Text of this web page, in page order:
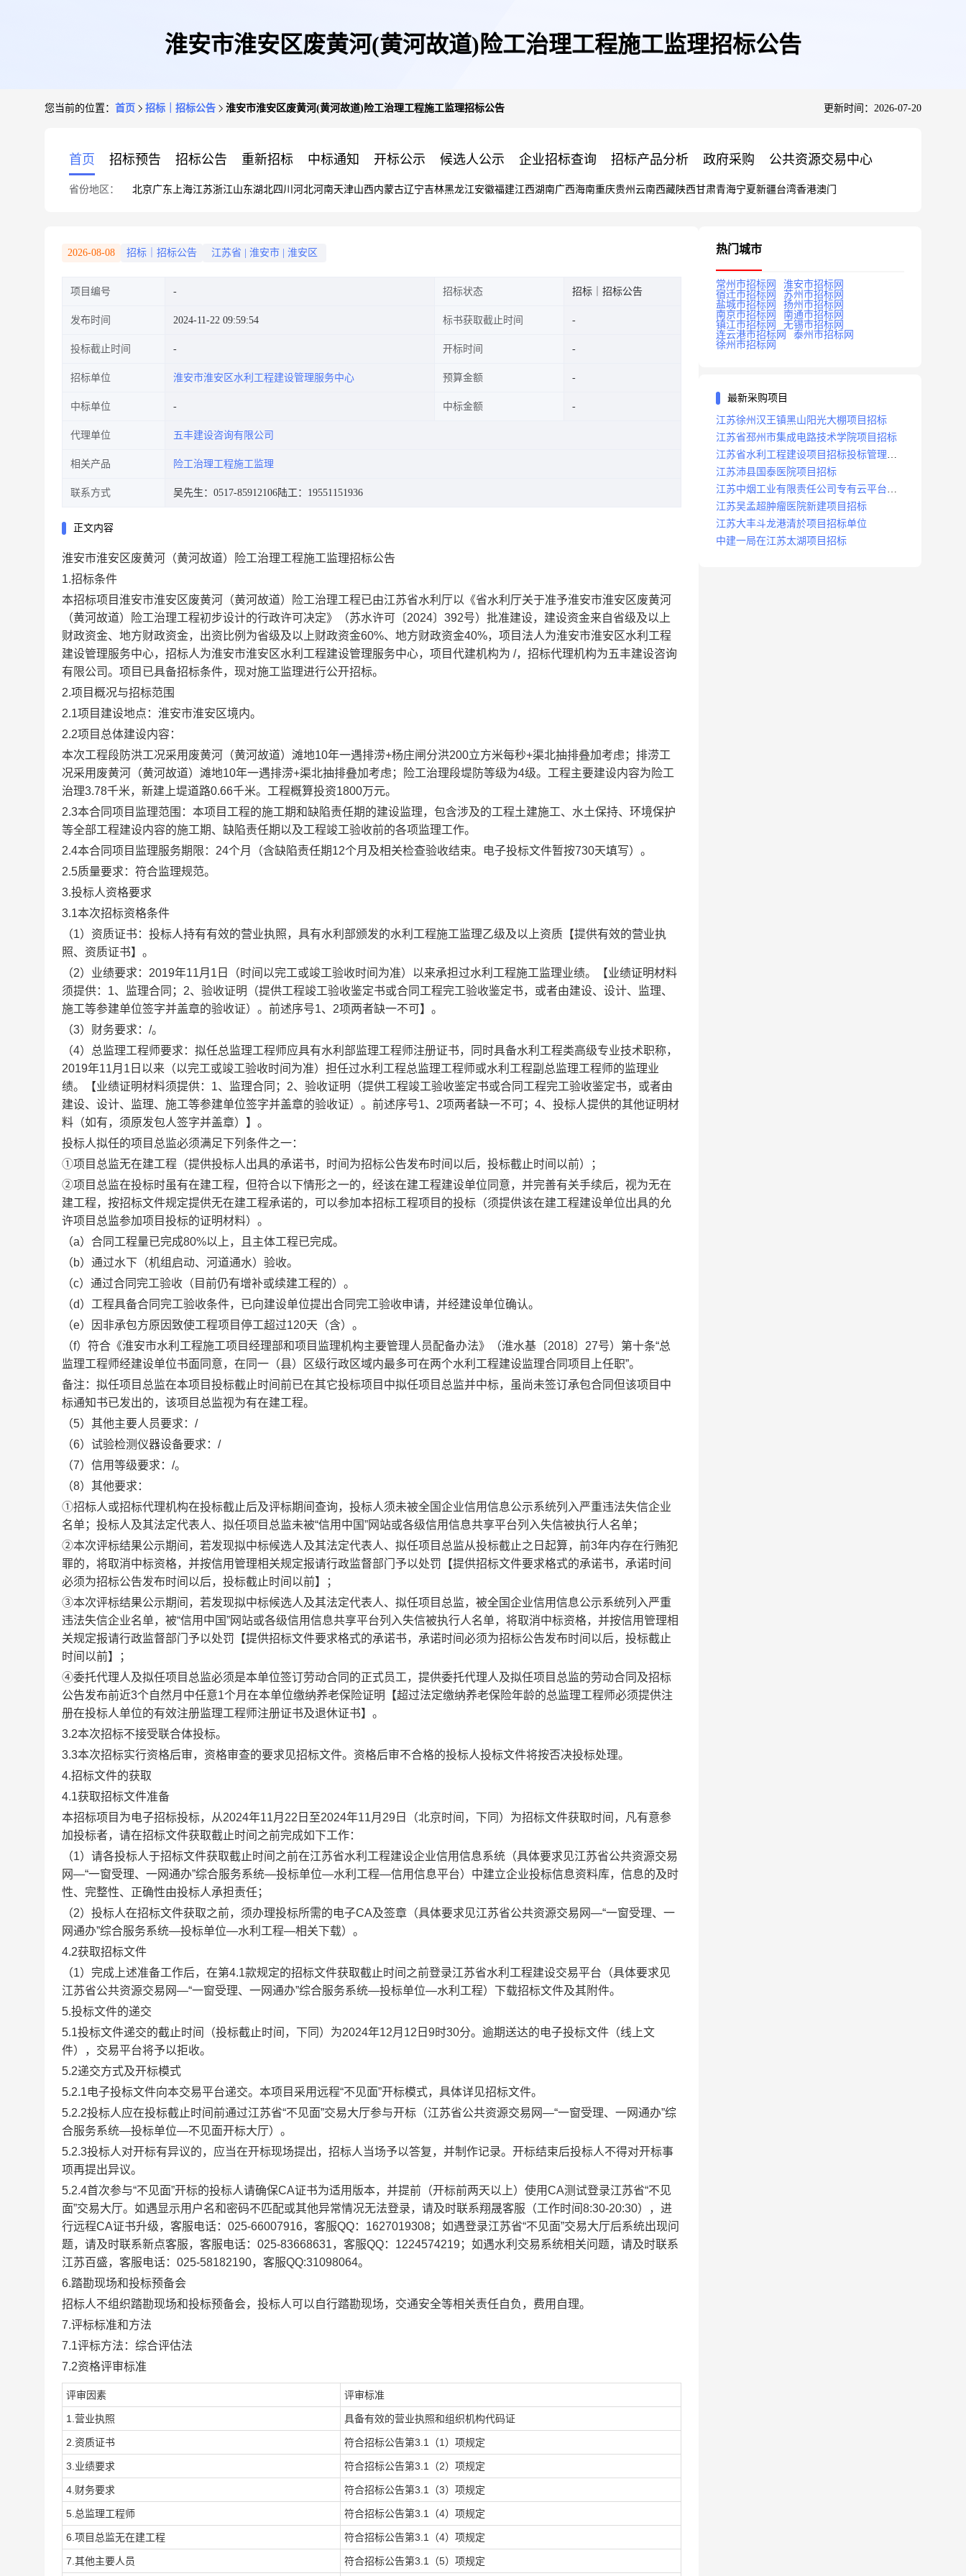
淮安市淮安区废黄河(黄河故道)险工治理工程施工监理招标公告
您当前的位置： 首页 招标｜招标公告 淮安市淮安区废黄河(黄河故道)险工治理工程施工监理招标公告 更新时间：2026-07-20
首页 招标预告 招标公告 重新招标 中标通知 开标公示 候选人公示 企业招标查询 招标产品分析 政府采购 公共资源交易中心
省份地区： 北京广东 上海江苏浙江山东湖北四川 河北河南天津山西内蒙古辽宁吉林黑龙江安徽福建江西湖南广西海南重庆贵州 云南西藏陕西甘肃青海宁夏新疆台湾香港澳门
2026-08-08 招标｜招标公告 江苏省 淮安市 淮安区
项目编号 招标状态 招标｜招标公告
发布时间 2024-11-22 09:59:54 标书获取截止时间
投标截止时间 开标时间
招标单位 淮安市淮安区水利工程建设管理服务中心 预算金额
中标单位 中标金额
代理单位 五丰建设咨询有限公司
相关产品 险工治理工程施工监理
联系方式 吴先生：0517-85912106陆工：19551151936
正文内容
淮安市淮安区废黄河（黄河故道）险工治理工程施工监理招标公告
1.招标条件
本招标项目淮安市淮安区废黄河（黄河故道）险工治理工程已由江苏省水利厅以 《省水利厅关于准予淮安市淮安区废黄河
（黄河故道）险工治理工程初步设计的行政许可决定》（苏水许可 〔2024〕 392号） 批准建设，建设资金来自省级及以上
财政资金、地方财政资金，出资比例为省级及以上财政资金60%、地方财政资金40%，项目法人为淮安市淮安区水利工程
建设管理服务中心， 招标人为淮安市淮安区水利工程建设管理服务中心，项目代建机构为 /，招标代理机构为五丰建设咨询
有限公司。 项目已具备招标条件，现对施工监理进行公开招标。
2.项目概况与招标范围
2.1项目建设地点：淮安市淮安区境内。
2.2项目总体建设内容：
本次工程段防洪工况采用废黄河 （黄河故道） 滩地10年一遇排涝+杨庄闸分洪200立方米每秒+渠北抽排叠加考虑 ； 排涝工
况采用废黄河 （黄河故道） 滩地10年一遇排涝+渠北抽排叠加考虑 ； 险工治理段堤防等级为4级。工程主要建设内容为险工
治理3.78千米，新建上堤道路0.66千米。工程概算投资1800万元。
2.3本合同项目监理范围：本项目工程的施工期和缺陷责任期的建设监理，包含涉及的工程土建施工、水土保持、环境保护
等全部工程建设内容的施工期、缺陷责任期以及工程竣工验收前的各项监理工作。
2.4本合同项目监理服务期限： 24个月（含缺陷责任期12个月及相关检查验收结束。电子投标文件暂按730天填写）。
2.5质量要求：符合监理规范。
3.投标人资格要求
3.1本次招标资格条件
（1）资质证书：投标人持有有效的营业执照，具有水利部颁发的水利工程施工监理乙级及以上资质【提供有效的营业执
照、资质证书】。
（2）业绩要求：2019年11月 1日（时间以完工或竣工验收时间为准）以来承担过水利工程施工监理业绩。【业绩证明材料
须提供：1、监理合同；2、验收证明（提供工程竣工验收鉴定书或合同工程完工验收鉴定书，或者由建设、设计、监理、
施工等参建单位签字并盖章的验收证）。前述序号1、2项两者缺一不可】 。
（3）财务要求：/。
（4）总监理工程师要求：拟任总监理工程师应具有水利部监理工程师注册证书，同时具备水利工程类高级专业技术职称，
2019年11月1日以来（以完工或竣工验收时间为准）担任过水利工程总监理工程师或水利工程副总监理工程师的监理业
绩。【业绩证明材料须提供：1、监理合同；2、验收证明（提供工程竣工验收鉴定书或合同工程完工验收鉴定书，或者由
建设、设计、监理、施工等参建单位签字并盖章的验收证）。前述序号1、2项两者缺一不可；4、投标人提供的其他证明材
料（如有，须原发包人签字并盖章）】。
投标人拟任的项目总监必须满足下列条件之一：
①项目总监无在建工程（提供投标人出具的承诺书，时间为招标公告发布时间以后，投标截止时间以前）；
②项目总监在投标时虽有在建工程，但符合以下情形之一的，经该在建工程建设单位同意，并完善有关手续后，视为无在
建工程，按招标文件规定提供无在建工程承诺的，可以参加本招标工程项目的投标（须提供该在建工程建设单位出具的允
许项目总监参加项目投标的证明材料）。
（a）合同工程量已完成80%以上，且主体工程已完成。
（b）通过水下（机组启动、河道通水）验收。
（c）通过合同完工验收（目前仍有增补或续建工程的）。
（d）工程具备合同完工验收条件，已向建设单位提出合同完工验收申请，并经建设单位确认。
（e）因非承包方原因致使工程项目停工超过120天（含）。
（f）符合《淮安市水利工程施工项目经理部和项目监理机构主要管理人员配备办法》（淮水基〔2018〕27号）第十条“总
监理工程师经建设单位书面同意，在同一（县）区级行政区域内最多可在两个水利工程建设监理合同项目上任职”。
备注：拟任项目总监在本项目投标截止时间前已在其它投标项目中拟任项目总监并中标，虽尚未签订承包合同但该项目中
标通知书已发出的，该项目总监视为有在建工程。
（5）其他主要人员要求：/
（6）试验检测仪器设备要求：/
（7）信用等级要求：/。
（8）其他要求：
①招标人或招标代理机构在投标截止后及评标期间查询，投标人须未被全国企业信用信息公示系统列入严重违法失信企业
名单； 投标人及其法定代表人、拟任项目总监未被“信用中国”网站或各级信用信息共享平台列入失信被执行人名单；
②本次评标结果公示期间，若发现拟中标候选人及其法定代表人、拟任项目总监从投标截止之日起算，前3年内存在行贿犯
罪的，将取消中标资格，并按信用管理相关规定报请行政监督部门予以处罚【提供招标文件要求格式的承诺书，承诺时间
必须为招标公告发布时间以后，投标截止时间以前】；
③本次评标结果公示期间，若发现拟中标候选人及其法定代表人、拟任项目总监，被全国企业信用信息公示系统列入严重
违法失信企业名单，被“信用中国”网站或各级信用信息共享平台列入失信被执行人名单，将取消中标资格，并按信用管理相
关规定报请行政监督部门予以处罚【提供招标文件要求格式的承诺书，承诺时间必须为招标公告发布时间以后，投标截止
时间以前】；
④委托代理人及拟任项目总监必须是本单位签订劳动合同的正式员工，提供委托代理人及拟任项目总监的劳动合同及招标
公告发布前近3个自然月中任意1个月在本单位缴纳养老保险证明【超过法定缴纳养老保险年龄的总监理工程师必须提供注
册在投标人单位的有效注册监理工程师注册证书及退休证书】。
3.2本次招标不接受联合体投标。
3.3本次招标实行资格后审，资格审查的要求见招标文件。资格后审不合格的投标人投标文件将按否决投标处理。
4.招标文件的获取
4.1获取招标文件准备
本招标项目为电子招标投标，从2024年11月22日至2024年11月29日（北京时间，下同）为招标文件获取时间，凡有意参
加投标者，请在招标文件获取截止时间之前完成如下工作：
（1）请各投标人于招标文件获取截止时间之前在江苏省水利工程建设企业信用信息系统（具体要求见江苏省公共资源交易
网—“一窗受理、一网通办”综合服务系统—投标单位—水利工程—信用信息平台）中建立企业投标信息资料库，信息的及时
性、完整性、正确性由投标人承担责任；
（2）投标人在招标文件获取之前，须办理投标所需的电子CA及签章（具体要求见江苏省公共资源交易网—“一窗受理、一
网通办”综合服务系统—投标单位—水利工程—相关下载）。
4.2获取招标文件
（1） 完成 上述准备工作后，在第4.1款规定的招标文件获取截止时间之前登录江苏省水利工程建设交易平台（具体要求见
江苏省公共资源交易网—“一窗受理、一网通办”综合服务系统—投标单位—水利工程）下载招标文件及其附件。
5.投标文件的递交
5.1投标文件递交的截止时间（投标截止时间，下同）为2024年12月12 日 9时30分。逾期送达的电子投标文件（线上文
件），交易平台将予以拒收。
5.2递交方式及开标模式
5.2.1电子投标文件向本交易平台递交。本项目采用远程“不见面”开标模式，具体详见招标文件。
5.2.2投标人应在投标截止时间前通过江苏省“不见面”交易大厅参与开标（江苏省公共资源交易网—“一窗受理、一网通办”综
合服务系统—投标单位—不见面开标大厅）。
5.2.3投标人对开标有异议的，应当在开标现场提出，招标人当场予以答复，并制作记录。开标结束后投标人不得对开标事
项再提出异议。
5.2.4首次参与“不见面”开标的投标人请确保CA证书为适用版本，并提前（开标前两天以上）使用CA测试登录江苏省“不见
面”交易大厅。如遇显示用户名和密码不匹配或其他异常情况无法登录，请及时联系翔晟客服（工作时间8:30-20:30），进
行远程CA证书升级，客服电话：025-66007916，客服QQ：1627019308；如遇登录江苏省“不见面”交易大厅后系统出现问
题，请及时联系新点客服，客服电话：025-83668631，客服QQ：1224574219；如遇水利交易系统相关问题，请及时联系
江苏百盛，客服电话：025-58182190，客服QQ:31098064。
6.踏勘现场和投标预备会
招标人不组织踏勘现场和投标预备会，投标人可以自行踏勘现场，交通安全等相关责任自负，费用自理。
7.评标标准和方法
7.1评标方法： 综合评估法
7.2资格评审标准
评审因素 评审标准
1.营业执照 具备有效的营业执照和组织机构代码证
2.资质证书 符合招标公告第3.1（1）项规定
3.业绩要求 符合招标公告第3.1（2）项规定
4.财务要求 符合招标公告第3.1（3）项规定
5.总监理工程师 符合招标公告第3.1（4）项规定
6.项目总监无在建工程 符合招标公告第3.1（4）项规定
7.其他主要人员 符合招标公告第3.1（5）项规定
热门城市
常州市招标网
淮安市招标网
宿迁市招标网
苏州市招标网
盐城市招标网
扬州市招标网
南京市招标网
南通市招标网
镇江市招标网
无锡市招标网
连云港市招标网
泰州市招标网
徐州市招标网
最新采购项目
江苏徐州汉王镇黑山阳光大棚项目招标
江苏省邳州市集成电路技术学院项目招标
江苏省水利工程建设项目招标投标管理办
法
江苏沛县国泰医院项目招标
江苏中烟工业有限责任公司专有云平台扩
容项目招标
江苏吴孟超肿瘤医院新建项目招标
江苏大丰斗龙港清於项目招标单位
中建一局在江苏太湖项目招标